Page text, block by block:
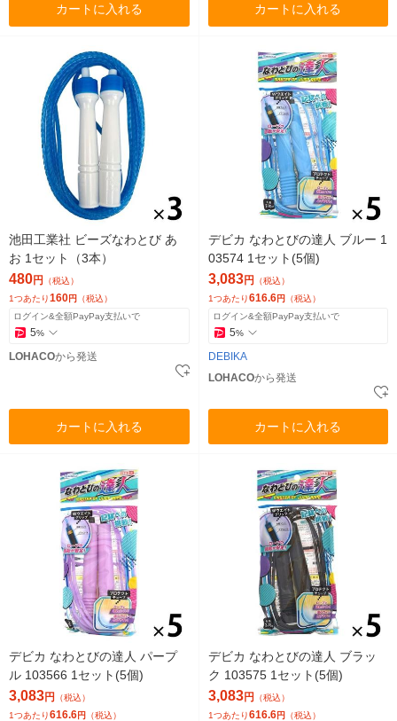
カートに入れる カートに入れる
池田工業社 ビーズなわとび あ
お 1セット（3本）
480円 （税込）
1つあたり160円 （税込）
ログイン&全額PayPay支払いで
5%
LOHACOから発送
カートに入れる
デビカ なわとびの達人 ブルー 1
03574 1セット(5個)
3,083円 （税込）
1つあたり616.6円 （税込）
ログイン&全額PayPay支払いで
5%
DEBIKA
LOHACOから発送
カートに入れる
デビカ なわとびの達人 パープ
ル 103566 1セット(5個)
3,083円
（税込）
1つあたり616.6円 （税込）
デビカ なわとびの達人 ブラッ
ク 103575 1セット(5個)
3,083円
（税込）
1つあたり616.6円 （税込）